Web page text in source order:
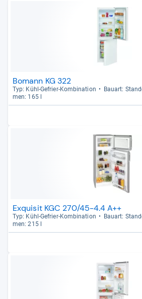
Bomann KG 322
Typ: Kühl-​Gefrier-​Kom­bi­na­tion Bau­art:
men: 165 l
Exquisit KGC 270/45-4.4 A++
Typ: Kühl-​Gefrier-​Kom­bi­na­tion Bau­art:
men: 215 l